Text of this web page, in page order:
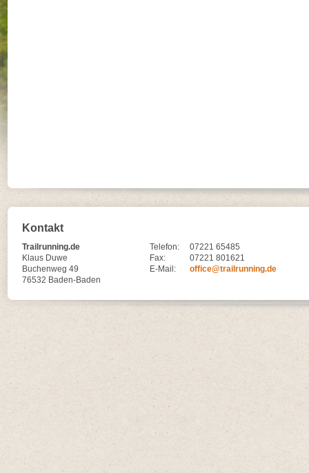
Kontakt
Trailrunning.de
Klaus Duwe
Buchenweg 49
76532 Baden-Baden
Telefon:
07221 65485
Fax:
07221 801621
E-Mail:
office@trailrunning.de